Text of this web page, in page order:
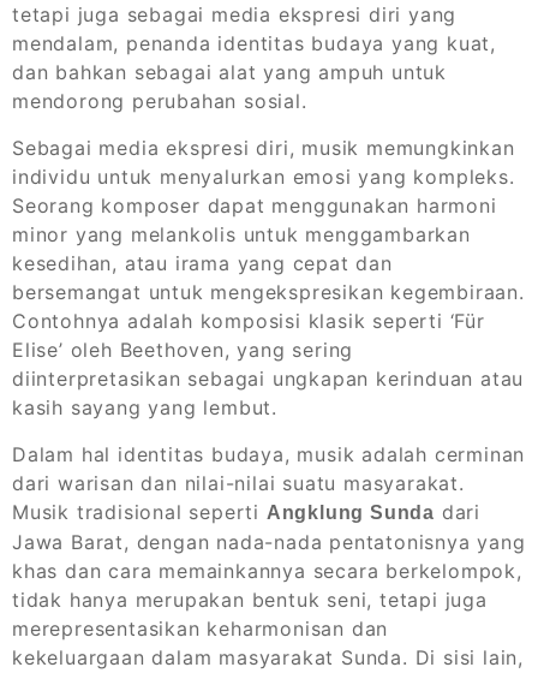
tetapi juga sebagai media ekspresi diri yang
mendalam, penanda identitas budaya yang kuat,
dan bahkan sebagai alat yang ampuh untuk
mendorong perubahan sosial.
Sebagai media ekspresi diri, musik memungkinkan
individu untuk menyalurkan emosi yang kompleks.
Seorang komposer dapat menggunakan harmoni
minor yang melankolis untuk menggambarkan
kesedihan, atau irama yang cepat dan
bersemangat untuk mengekspresikan kegembiraan.
Contohnya adalah komposisi klasik seperti ‘Für
Elise’ oleh Beethoven, yang sering
diinterpretasikan sebagai ungkapan kerinduan atau
kasih sayang yang lembut.
Dalam hal identitas budaya, musik adalah cerminan
dari warisan dan nilai-nilai suatu masyarakat.
Musik tradisional seperti Angklung Sunda dari
Jawa Barat, dengan nada-nada pentatonisnya yang
khas dan cara memainkannya secara berkelompok,
tidak hanya merupakan bentuk seni, tetapi juga
merepresentasikan keharmonisan dan
kekeluargaan dalam masyarakat Sunda. Di sisi lain,